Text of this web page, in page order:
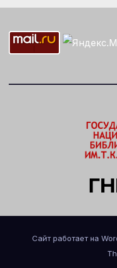
Сайт работает на